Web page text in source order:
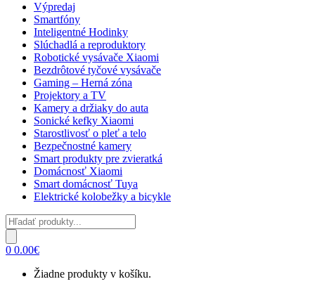
Výpredaj
Smartfóny
Inteligentné Hodinky
Slúchadlá a reproduktory
Robotické vysávače Xiaomi
Bezdrôtové tyčové vysávače
Gaming – Herná zóna
Projektory a TV
Kamery a držiaky do auta
Sonické kefky Xiaomi
Starostlivosť o pleť a telo
Bezpečnostné kamery
Smart produkty pre zvieratká
Domácnosť Xiaomi
Smart domácnosť Tuya
Elektrické kolobežky a bicykle
Products
search
0 0.00€
Žiadne produkty v košíku.